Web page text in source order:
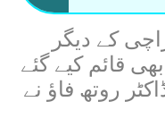
کے دیگر
قائم کیے گئے
روتھ فاؤ نے